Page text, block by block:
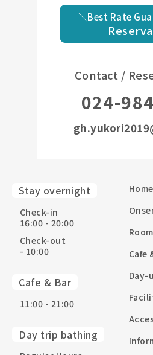
＼Best Rate
Contact /
024-
Stay overnight
Check-in
16:00 - 20:00
Check-out
- 10:00
Cafe & Bar
11:00 - 21:00
Day trip bathing
Home
Cafe
Day-